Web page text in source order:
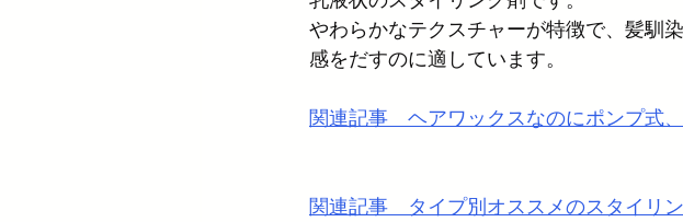
やわらかなテクスチャーが特徴で、髪馴
感をだすのに適しています。
関連記事　ヘアワックスなのにポンプ式
関連記事　タイプ別オススメのスタイリ